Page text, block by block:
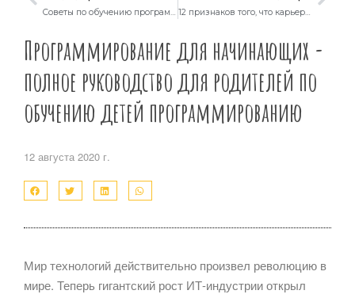
Советы по обучению программированию дома 12 признаков того, что карьера программиста может быть хорошим выбором для вашего ребенка
Программирование для начинающих -
полное руководство для родителей по
обучению детей программированию
12 августа 2020 г.
Мир технологий действительно произвел революцию в
мире. Теперь гигантский рост ИТ-индустрии открыл